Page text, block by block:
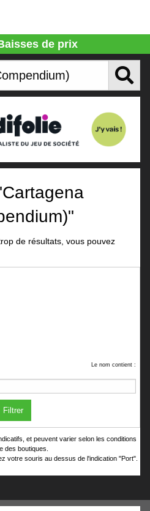
de prix
de résultats, vous pouvez
Le nom contient :
Filtrer
et peuvent varier selon les conditions
des boutiques.
votre souris au dessus de l'indication "Port".